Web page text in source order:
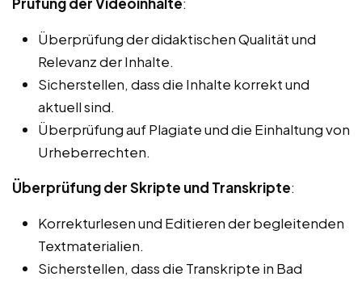
Überprüfung der didaktischen Qualität und
Relevanz der Inhalte.
Sicherstellen, dass die Inhalte korrekt und
aktuell sind.
Überprüfung auf Plagiate und die Einhaltung von
Urheberrechten.
Überprüfung der Skripte und Transkripte:
Korrekturlesen und Editieren der begleitenden
Textmaterialien.
Sicherstellen, dass die Transkripte in Bad